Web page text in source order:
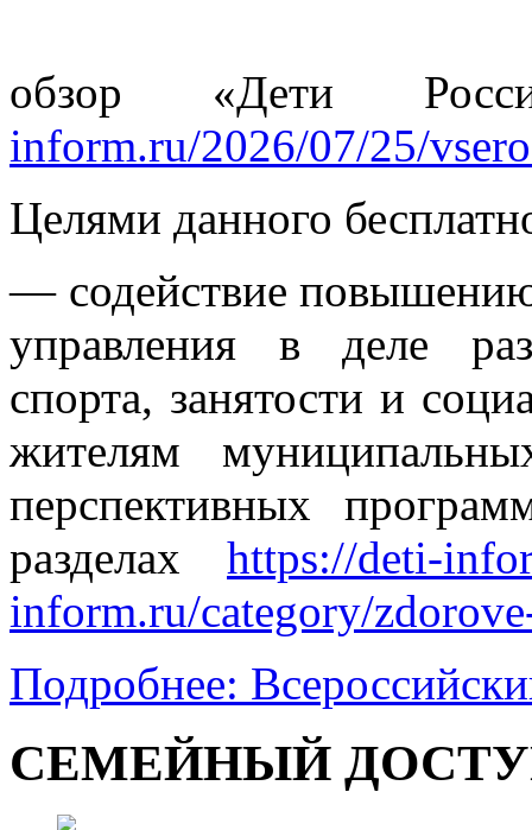
обзор «Дети
inform.ru/2026/07/25/
Целями данного
— содействие
управления в деле
спорта, занятости и
жителям
перспективных
разделах https://deti-
inform.ru/category/
Подробнее:
СЕМЕЙНЫЙ ДОСТУП –